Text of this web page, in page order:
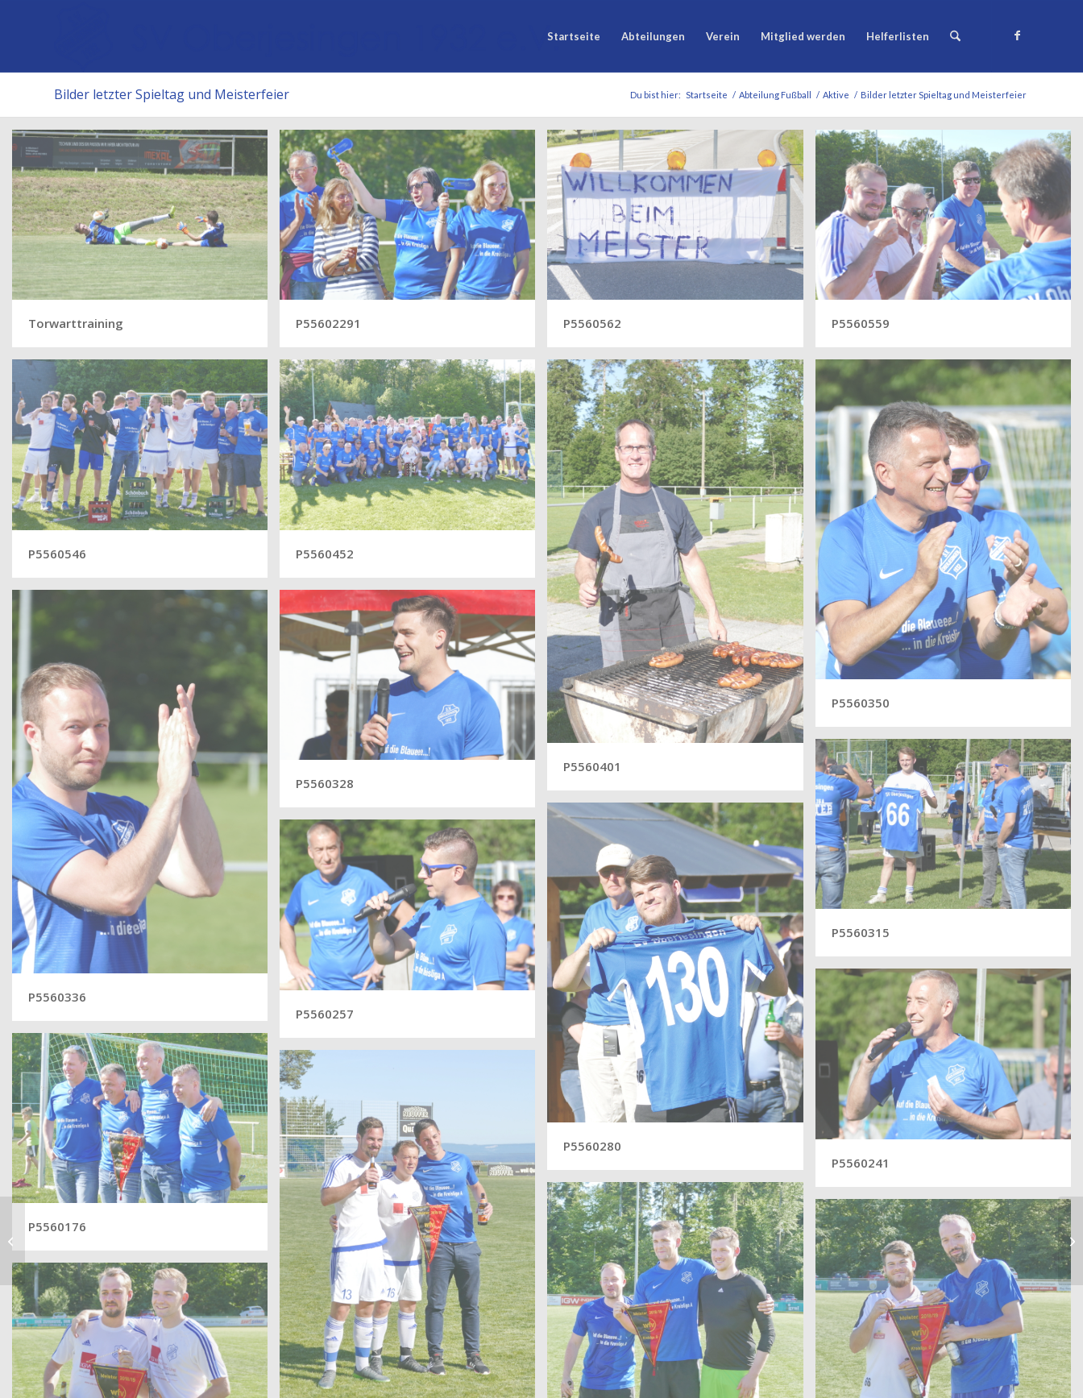
Startseite Abteilungen Verein Mitglied werden Helferlisten
Bilder letzter Spieltag und Meisterfeier Du bist hier: Startseite / Abteilung Fußball / Aktive / Bilder letzter Spieltag und Meisterfeier
Torwarttraining P55602291 P5560562 P5560559
P5560546 P5560452
P5560401
P5560350
P5560336
P5560328
P5560315
P5560280
P5560257
P5560241
P5560176